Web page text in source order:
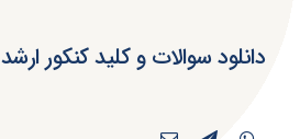
دانلود سوالات و کلید کنکور ارشد ۹۲ حقوق (رایگان)